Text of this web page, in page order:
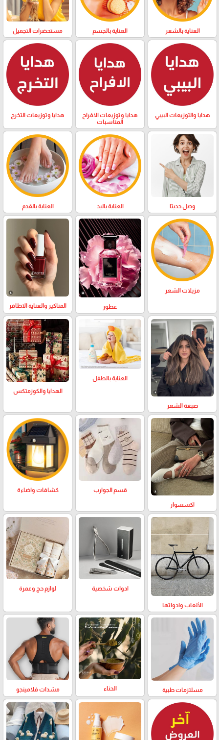
العناية بالشعر العناية بالجسم مستحضرات التجميل
هدايا والتوزيعات البيبي
هدايا وتوزيعات الافراح
المناسبات
هدايا وتوزيعات التخرج
وصل حديثا العناية باليد العناية بالقدم
مزيلات الشعر
عطور المناكير والعناية الاظافر
صبغة الشعر
العناية بالطفل
الهدايا والكوزمتكس
اكسسوار
قسم الجوارب كشافات واضاءة
الألعاب وادواتها
ادوات شخصية لوازم حج وعمرة
مسلتزمات طبية الحناء مشدات فلامينجو